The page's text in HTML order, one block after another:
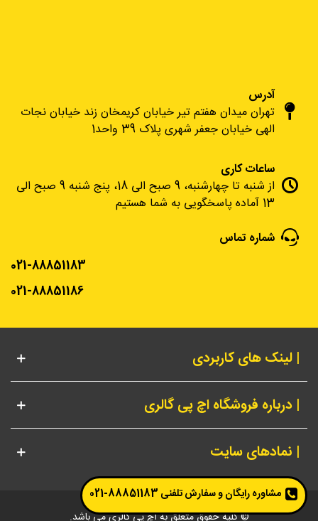
آدرس
تهران میدان هفتم تیر خیابان کریمخان زند خیابان نجات
الهی خیابان جعفر شهری پلاک 39 واحد1
ساعات کاری
از شنبه تا چهارشنبه، 9 صبح الی 18، پنج شنبه 9 صبح الی
13 آماده پاسخگویی به شما هستیم
شماره تماس
021-88851183
021-88851186
| لینک های کاربردی
| درباره فروشگاه اچ پی گالری
| نمادهای سایت
© کلیه حقوق متعلق به اچ پی گالری می باشد.
مشاوره رایگان و سفارش تلفنی 88851183-021